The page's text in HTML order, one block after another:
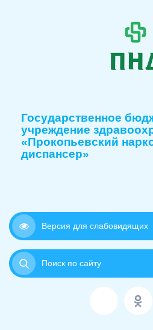
Государственное
учреждение
«Прокопьевский
диспансер»
Версия для слабовидящих
Поиск по сайту